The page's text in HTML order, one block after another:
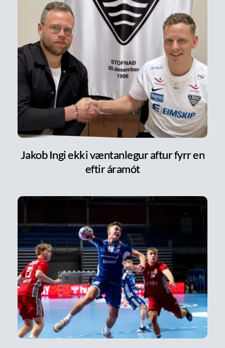
Jakob Ingi ekki væntanlegur aftur fyrr en
eftir áramót